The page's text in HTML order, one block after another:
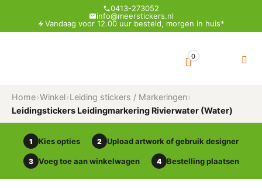
0413-273052
info@meerstickers.nl
Vandaag voor 12.00 uur besteld, morgen in huis*
0
Home›Winkel›Leiding stickers / Markeringen›
Leidingstickers Leidingmarkering Rivierwater (Water)
1 Kies opties 2 Upload artwork of gebruik designer
3 Voeg toe aan winkelwagen 4 Bestelling plaatsen